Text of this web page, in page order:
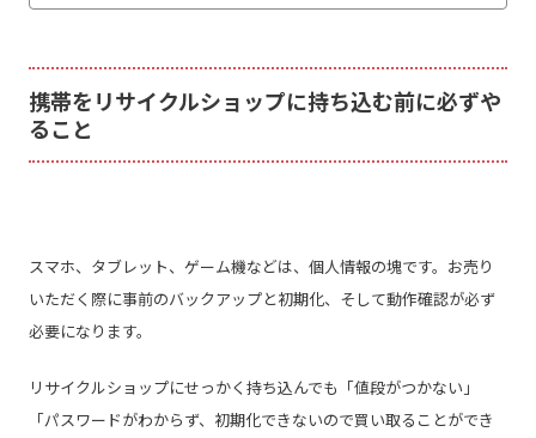
携帯をリサイクルショップに持ち込む前に必ずや
ること
スマホ、タブレット、ゲーム機などは、個人情報の塊です。お売り
いただく際に事前のバックアップと初期化、そして動作確認が必ず
必要になります。
リサイクルショップにせっかく持ち込んでも「値段がつかない」
「パスワードがわからず、初期化できないので買い取ることができ